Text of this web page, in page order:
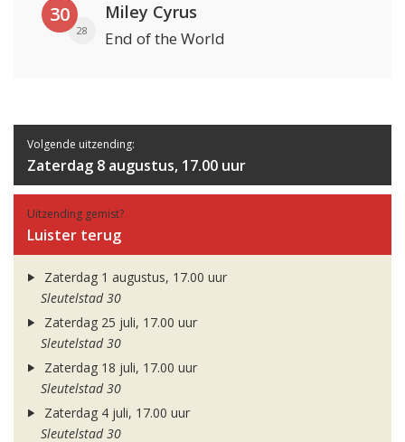
30
28
Miley Cyrus
End of the World
Volgende uitzending:
Zaterdag 8 augustus, 17.00 uur
Uitzending gemist?
Luister terug
Zaterdag 1 augustus, 17.00 uur
Sleutelstad 30
Zaterdag 25 juli, 17.00 uur
Sleutelstad 30
Zaterdag 18 juli, 17.00 uur
Sleutelstad 30
Zaterdag 4 juli, 17.00 uur
Sleutelstad 30